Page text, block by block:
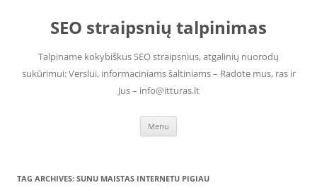
contentSEO straipsnių talpinimas
Talpiname kokybiškus SEO straipsnius, atgalinių nuorodų
sukūrimui: Verslui, informaciniams šaltiniams – Radote mus, ras ir
Jus – info@itturas.lt
Menu
TAG ARCHIVES: SUNU MAISTAS INTERNETU PIGIAU